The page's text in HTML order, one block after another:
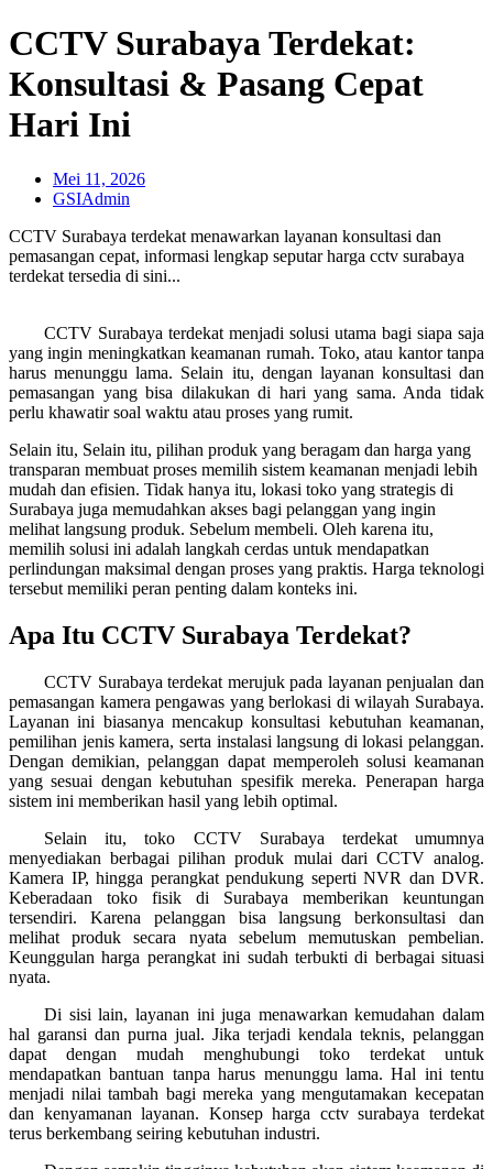
CCTV Surabaya Terdekat:
Konsultasi & Pasang Cepat
Hari Ini
Mei 11, 2026
GSIAdmin
CCTV Surabaya terdekat menawarkan layanan konsultasi dan
pemasangan cepat, informasi lengkap seputar harga cctv surabaya
terdekat tersedia di sini...
CCTV Surabaya terdekat menjadi solusi utama bagi siapa saja
yang ingin meningkatkan keamanan rumah. Toko, atau kantor tanpa
harus menunggu lama. Selain itu, dengan layanan konsultasi dan
pemasangan yang bisa dilakukan di hari yang sama. Anda tidak
perlu khawatir soal waktu atau proses yang rumit.
Selain itu, Selain itu, pilihan produk yang beragam dan harga yang
transparan membuat proses memilih sistem keamanan menjadi lebih
mudah dan efisien. Tidak hanya itu, lokasi toko yang strategis di
Surabaya juga memudahkan akses bagi pelanggan yang ingin
melihat langsung produk. Sebelum membeli. Oleh karena itu,
memilih solusi ini adalah langkah cerdas untuk mendapatkan
perlindungan maksimal dengan proses yang praktis. Harga teknologi
tersebut memiliki peran penting dalam konteks ini.
Apa Itu CCTV Surabaya Terdekat?
CCTV Surabaya terdekat merujuk pada layanan penjualan dan
pemasangan kamera pengawas yang berlokasi di wilayah Surabaya.
Layanan ini biasanya mencakup konsultasi kebutuhan keamanan,
pemilihan jenis kamera, serta instalasi langsung di lokasi pelanggan.
Dengan demikian, pelanggan dapat memperoleh solusi keamanan
yang sesuai dengan kebutuhan spesifik mereka. Penerapan harga
sistem ini memberikan hasil yang lebih optimal.
Selain itu, toko CCTV Surabaya terdekat umumnya
menyediakan berbagai pilihan produk mulai dari CCTV analog.
Kamera IP, hingga perangkat pendukung seperti NVR dan DVR.
Keberadaan toko fisik di Surabaya memberikan keuntungan
tersendiri. Karena pelanggan bisa langsung berkonsultasi dan
melihat produk secara nyata sebelum memutuskan pembelian.
Keunggulan harga perangkat ini sudah terbukti di berbagai situasi
nyata.
Di sisi lain, layanan ini juga menawarkan kemudahan dalam
hal garansi dan purna jual. Jika terjadi kendala teknis, pelanggan
dapat dengan mudah menghubungi toko terdekat untuk
mendapatkan bantuan tanpa harus menunggu lama. Hal ini tentu
menjadi nilai tambah bagi mereka yang mengutamakan kecepatan
dan kenyamanan layanan. Konsep harga cctv surabaya terdekat
terus berkembang seiring kebutuhan industri.